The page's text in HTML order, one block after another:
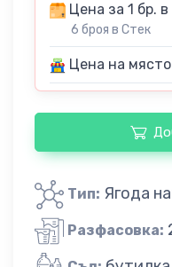
Цена за 1 бр.
6 броя в Стек
Цена на място
Тип: Ягода
Разфасовка: